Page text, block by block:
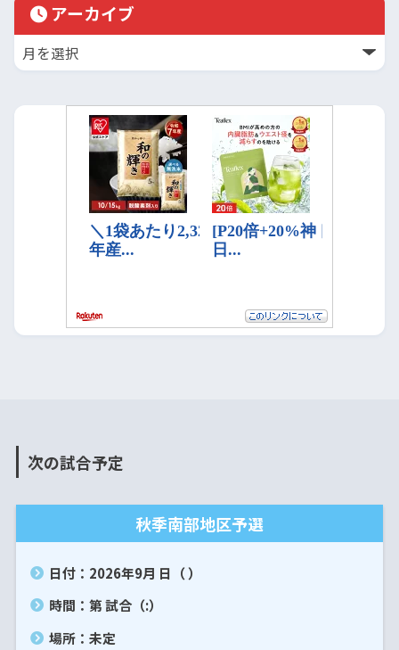
アーカイブ
次の試合予定
秋季南部地区予選
日付：2026年9月 日（ ）
時間：第 試合（:）
場所：未定